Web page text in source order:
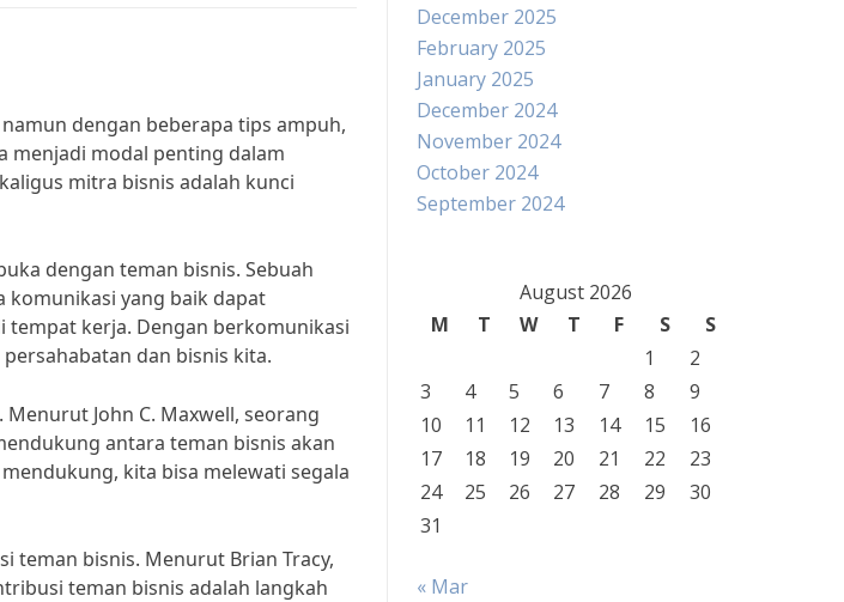
dengan beberapa tips ampuh,
menjadi modal penting dalam
mitra bisnis adalah kunci
dengan teman bisnis. Sebuah
komunikasi yang baik dapat
kerja. Dengan berkomunikasi
dan bisnis kita.
John C. Maxwell, seorang
antara teman bisnis akan
kita bisa melewati segala
teman bisnis. Menurut Brian Tracy,
teman bisnis adalah langkah
December 2025
February 2025
January 2025
December 2024
November 2024
October 2024
September 2024
August 2026
M
T W T F S
S
1
2
3
4 5 6 7 8
9
10
11 12 13 14 15
16
17
18 19 20 21 22
23
24
25 26 27 28 29
30
31
« Mar